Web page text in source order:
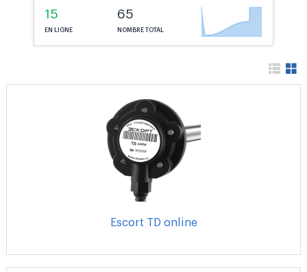
15
EN LIGNE
65
NOMBRE TOTAL
Escort TD online